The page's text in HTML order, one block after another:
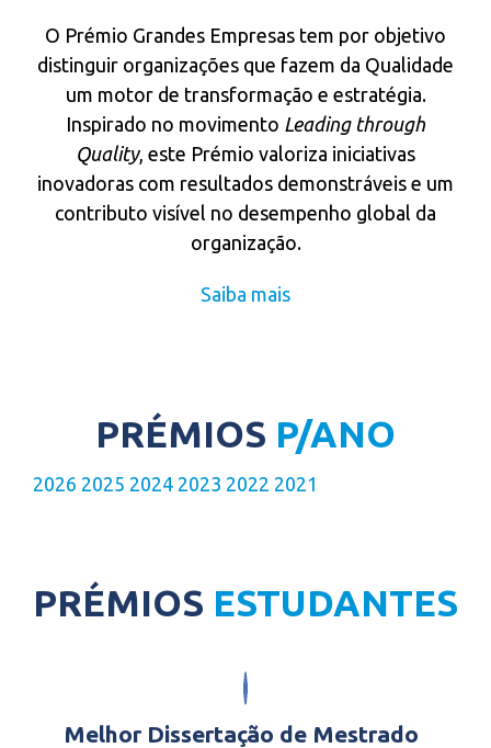
O Prémio Grandes Empresas tem por objetivo
distinguir organizações que fazem da Qualidade
um motor de transformação e estratégia.
Inspirado no movimento Leading through
Quality, este Prémio valoriza iniciativas
inovadoras com resultados demonstráveis e um
contributo visível no desempenho global da
organização.
Saiba mais
PRÉMIOS P/ANO
2026 2025 2024 2023 2022 2021
PRÉMIOS ESTUDANTES
Melhor Dissertação de Mestrado